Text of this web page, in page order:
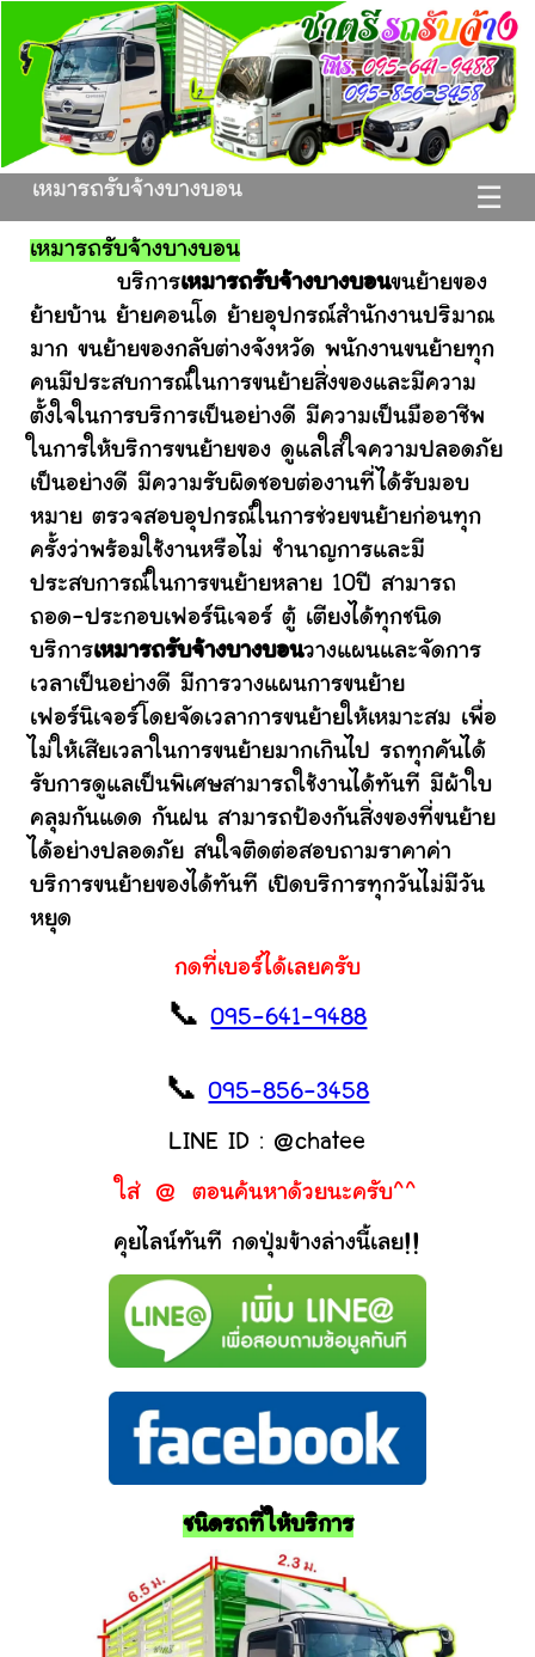
☰
เหมารถรับจ้างบางบอน
เหมารถรับจ้างบางบอน
บริการเหมารถรับจ้างบางบอนขนย้ายของ
ย้ายบ้าน ย้ายคอนโด ย้ายอุปกรณ์สำนักงานปริมาณ
มาก ขนย้ายของกลับต่างจังหวัด พนักงานขนย้ายทุก
คนมีประสบการณ์ในการขนย้ายสิ่งของและมีความ
ตั้งใจในการบริการเป็นอย่างดี มีความเป็นมืออาชีพ
ในการให้บริการขนย้ายของ ดูแลใส่ใจความปลอดภัย
เป็นอย่างดี มีความรับผิดชอบต่องานที่ได้รับมอบ
หมาย ตรวจสอบอุปกรณ์ในการช่วยขนย้ายก่อนทุก
ครั้งว่าพร้อมใช้งานหรือไม่ ชำนาญการและมี
ประสบการณ์ในการขนย้ายหลาย 10ปี สามารถ
ถอด-ประกอบเฟอร์นิเจอร์ ตู้ เตียงได้ทุกชนิด
บริการเหมารถรับจ้างบางบอนวางแผนและจัดการ
เวลาเป็นอย่างดี มีการวางแผนการขนย้าย
เฟอร์นิเจอร์โดยจัดเวลาการขนย้ายให้เหมาะสม เพื่อ
ไม่ให้เสียเวลาในการขนย้ายมากเกินไป รถทุกคันได้
รับการดูแลเป็นพิเศษสามารถใช้งานได้ทันที มีผ้าใบ
คลุมกันแดด กันฝน สามารถป้องกันสิ่งของที่ขนย้าย
ได้อย่างปลอดภัย สนใจติดต่อสอบถามราคาค่า
บริการขนย้ายของได้ทันที เปิดบริการทุกวันไม่มีวัน
หยุด
กดที่เบอร์ได้เลยครับ
📞095-641-9488
📞095-856-3458
LINE ID : @chatee
ใส่ @ ตอนค้นหาด้วยนะครับ^^
คุยไลน์ทันที กดปุ่มข้างล่างนี้เลย!!
ชนิดรถที่ให้บริการ